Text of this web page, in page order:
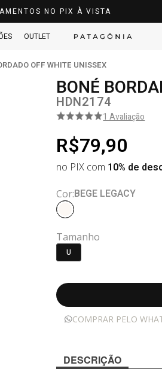
NO PIX À VISTA
OUTLET
OFF WHITE UNISSEX
BONÉ
HDN2174
1 Avaliação
R$79,90
no PIX com 10% de
Cor:BEGE LEGACY
Tamanho
U
COMPRAR PELO
DESCRIÇÃO